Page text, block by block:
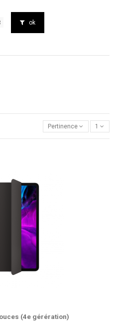
Pertinence 1
(4e gérération)
ok